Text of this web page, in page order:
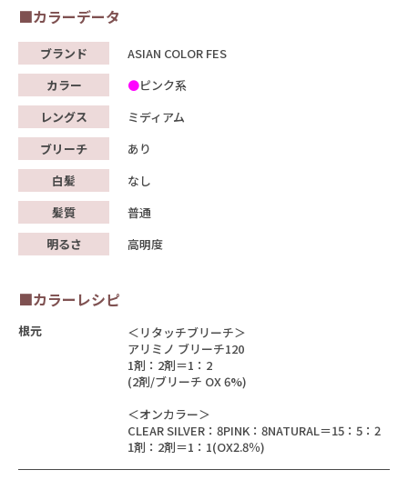
■カラーデータ
ブランド
ASIAN COLOR FES
カラー
ピンク系
レングス
ミディアム
ブリーチ
あり
白髪
なし
髪質
普通
明るさ
高明度
■カラーレシピ
根元
＜リタッチブリーチ＞
アリミノ ブリーチ120
1剤：2剤＝1：2
(2剤/ブリーチ OX 6%)
＜オンカラー＞
CLEAR SILVER：8PINK：8NATURAL＝15：5：2
1剤：2剤＝1：1(OX2.8％)